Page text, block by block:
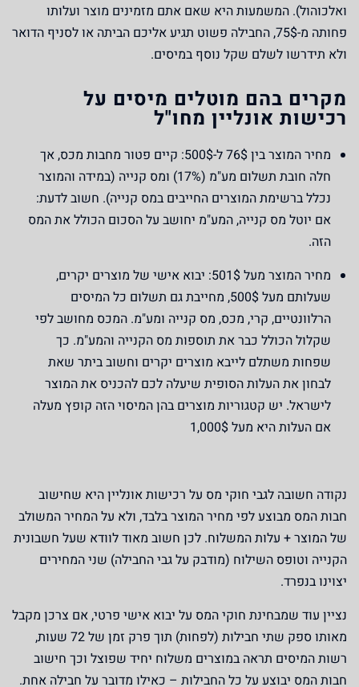
ואלכוהול). המשמעות היא שאם אתם מזמינים מוצר ועלותו
פחותה מ-75$, החבילה פשוט תגיע אליכם הביתה או לסניף הדואר
ולא תידרשו לשלם שקל נוסף במיסים.
מקרים בהם מוטלים מיסים על
רכישות אונליין מחו"ל
מחיר המוצר בין 76$ ל-500$:
קיים פטור מחבות מכס, אך
חלה חובת תשלום מע"מ (17%) ומס קנייה (במידה והמוצר
נכלל ברשימת המוצרים החייבים במס קנייה). חשוב לדעת:
אם יוטל מס קנייה, המע"מ יחושב על הסכום הכולל את המס
הזה.
מחיר המוצר מעל 501$:
יבוא אישי של מוצרים יקרים,
שעלותם מעל 500$, מחייבת גם תשלום כל המיסים
הרלוונטיים, קרי, מכס, מס קנייה ומע"מ. המכס מחושב לפי
שקלול הכולל כבר את תוספות מס הקנייה והמע"מ. כך
שפחות משתלם לייבא מוצרים יקרים וחשוב ביתר שאת
לבחון את העלות הסופית שיעלה לכם להכניס את המוצר
לישראל. יש קטגוריות מוצרים בהן המיסוי הזה קופץ מעלה
אם העלות היא מעל 1,000$
נקודה חשובה לגבי חוקי מס על רכישות אונליין היא שחישוב
חבות המס מבוצע לפי מחיר המוצר בלבד, ולא על המחיר המשולב
של המוצר + עלות המשלוח. לכן חשוב מאוד לוודא שעל חשבונית
הקנייה וטופס השילוח (מודבק על גבי החבילה) שני המחירים
יצוינו בנפרד.
נציין עוד שמבחינת חוקי המס על יבוא אישי פרטי, אם צרכן מקבל
מאותו ספק שתי חבילות (לפחות) תוך פרק זמן של 72 שעות,
רשות המיסים תראה במוצרים משלוח יחיד שפוצל וכך חישוב
חבות המס יבוצע על כל החבילות – כאילו מדובר על חבילה אחת.